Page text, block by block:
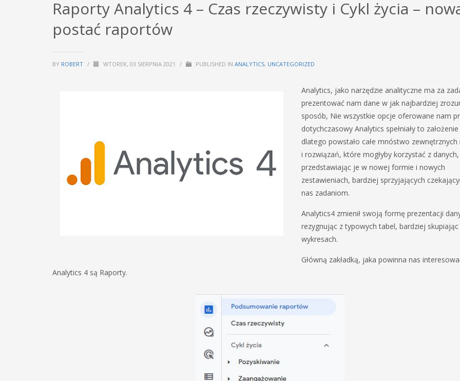
Raporty Analytics 4 – Czas rzeczywisty i Cykl życia –
postać raportów
BY ROBERT / WTOREK, 03 SIERPNIA 2021 / PUBLISHED IN ANALYTICS, UNCATEGORIZED
Analytics, jako narzędzie analityczne ma za
prezentować nam dane w jak najbardziej
sposób, Nie wszystkie opcje oferowane nam
dotychczasowy Analytics spełniały to założenie
dlatego powstało całe mnóstwo zewnętrznych
i rozwiązań, które mogłyby korzystać z danych,
przedstawiając je w nowej formie i nowych
zestawieniach, bardziej sprzyjających
nas zadaniom.
Analytics4 zmienił swoją formę prezentacji
rezygnując z typowych tabel, bardziej skupiając
wykresach.
Główną zakładką, jaka powinna nas
Analytics 4 są Raporty.